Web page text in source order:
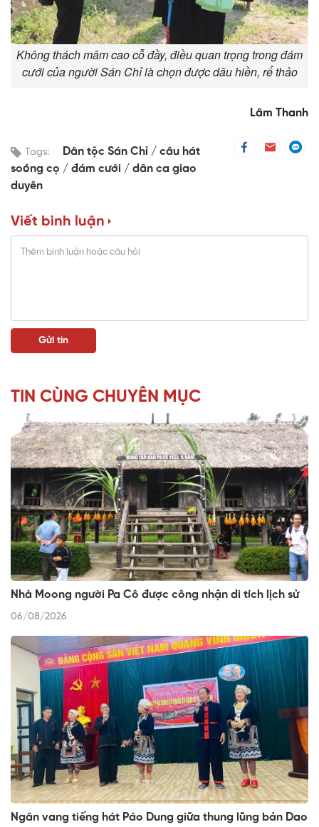
Không thách mâm cao cỗ đầy, điều quan trọng trong đám
cưới của người Sán Chỉ là chọn được dâu hiền, rể thảo
Lâm Thanh
Tags: Dân tộc Sán Chỉ
câu hát
soóng cọ
đám cưới
dân ca giao
duyên
Viết bình luận
TIN CÙNG CHUYÊN MỤC
Nhà Moong người Pa Cô được công nhận di tích lịch sử
06/08/2026
Ngân vang tiếng hát Páo Dung giữa thung lũng bản Dao